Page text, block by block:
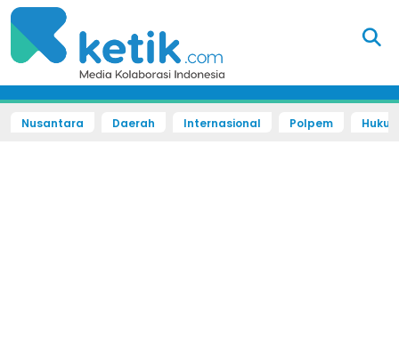
Nusantara Daerah Internasional Polpem